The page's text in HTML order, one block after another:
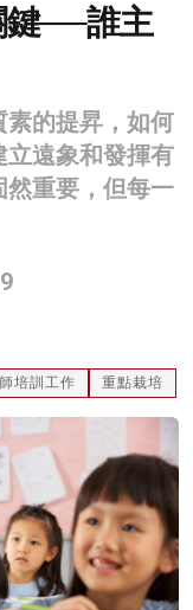
鍵──誰主
素的提昇，如何
遠象和發揮有
重要，但每一
培訓工作 重點栽培